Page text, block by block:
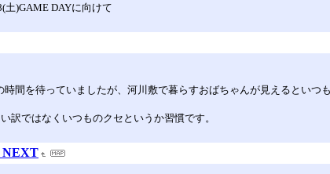
土)GAME DAYに向けて
間を待っていましたが、河川敷で暮らすおばちゃんが見えるといつ
訳ではなくいつものクセというか習慣です。
NEXT